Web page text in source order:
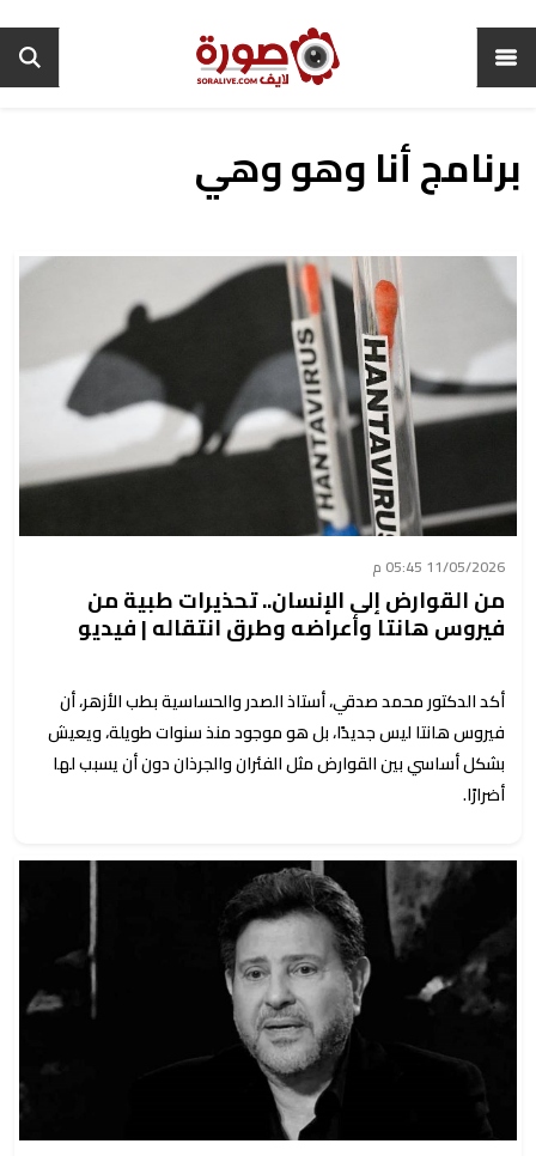
برنامج أنا وهو وهي
11/05/2026 05:45 م
من القوارض إلى الإنسان.. تحذيرات طبية من
فيروس هانتا وأعراضه وطرق انتقاله | فيديو
أكد الدكتور محمد صدقي، أستاذ الصدر والحساسية بطب الأزهر، أن
فيروس هانتا ليس جديدًا، بل هو موجود منذ سنوات طويلة، ويعيش
بشكل أساسي بين القوارض مثل الفئران والجرذان دون أن يسبب لها
أضرارًا.